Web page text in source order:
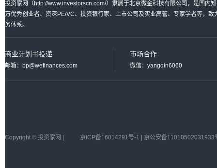
投资家网（http://www.investorscn.com/）隶属于北京微金科技有限公司，是国内
万优秀创业者、资深PE/VC、投资银行家、上市公司及实业高管、专家学者等，
务体系。
商业计划书投递
邮箱：bp@wefinances.com
市场合作
微信：yangqin6060
Copyright © 投资家网 | 京ICP备16014291号-1 | 京公安备11010502031933